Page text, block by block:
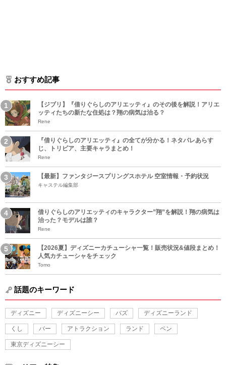
おすすめ記事
【ジブリ】『借りぐらしのアリエッティ』のその後を解説！アリエ
ッティたちの新たな住処は？翔の病気は治る？
Rene
『借りぐらしのアリエッティ』の全てが分かる！ネタバレあらす
じ、トリビア、主要キャラまとめ！
Rene
【最新】ファンタジースプリングスホテル 空室情報・予約状況
キャステル編集部
借りぐらしのアリエッティのキャラクター”翔”を解説！翔の病気は
治った？モデルは誰？
Rene
【2026夏】ディズニーカチューシャ一覧！販売状況&値段まとめ！
人気カチューシャをチェック
Tomo
話題のキーワード
ディズニー ディズニーシー バズ ディズニーランド
くし バー アトラクション ランド ペン
東京ディズニーシー